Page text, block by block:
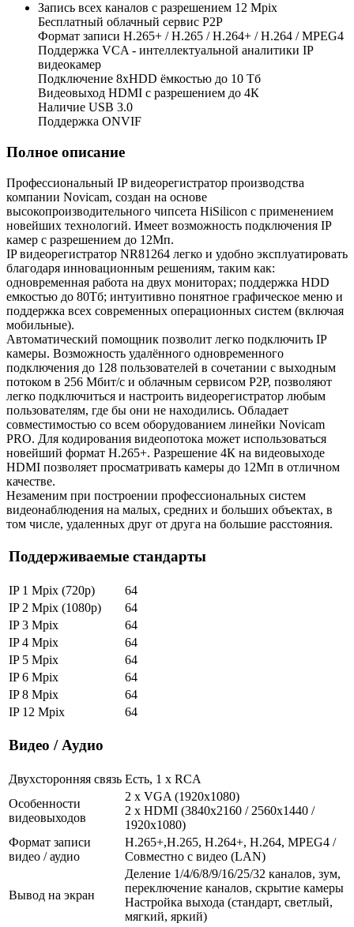
Запись всех каналов с разрешением 12 Mpix
Бесплатный облачный сервис Р2Р
Формат записи H.265+ / H.265 / H.264+ / H.264 / MPEG4
Поддержка VCA - интеллектуальной аналитики IP
видеокамер
Подключение 8хHDD ёмкостью до 10 Тб
Видеовыход HDMI c разрешением до 4К
Наличие USB 3.0
Поддержка ONVIF
Полное описание
Профессиональный IP видеорегистратор производства
компании Novicam, создан на основе
высокопроизводительного чипсета HiSilicon с применением
новейших технологий. Имеет возможность подключения IP
камер с разрешением до 12Мп.
IP видеорегистратор NR81264 легко и удобно эксплуатировать
благодаря инновационным решениям, таким как:
одновременная работа на двух мониторах; поддержка HDD
емкостью до 80Тб; интуитивно понятное графическое меню и
поддержка всех современных операционных систем (включая
мобильные).
Автоматический помощник позволит легко подключить IP
камеры. Возможность удалённого одновременного
подключения до 128 пользователей в сочетании с выходным
потоком в 256 Мбит/с и облачным сервисом P2P, позволяют
легко подключиться и настроить видеорегистратор любым
пользователям, где бы они не находились. Обладает
совместимостью со всем оборудованием линейки Novicam
PRO. Для кодирования видеопотока может использоваться
новейший формат H.265+. Разрешение 4К на видеовыходе
HDMI позволяет просматривать камеры до 12Мп в отличном
качестве.
Незаменим при построении профессиональных систем
видеонаблюдения на малых, средних и больших объектах, в
том числе, удаленных друг от друга на большие расстояния.
Поддерживаемые стандарты
IP 1 Mpix (720p)
64
IP 2 Mpix (1080p)
64
IP 3 Mpix
64
IP 4 Mpix
64
IP 5 Mpix
64
IP 6 Mpix
64
IP 8 Mpix
64
IP 12 Mpix
64
Видео / Аудио
Двухсторонняя связь Есть, 1 x RCA
Особенности
видеовыходов
2 x VGA (1920x1080)
2 x HDMI (3840x2160 / 2560x1440 /
1920x1080)
Формат записи
видео / аудио
H.265+,H.265, H.264+, H.264, MPEG4 /
Совместно с видео (LAN)
Вывод на экран
Деление 1/4/6/8/9/16/25/32 каналов, зум,
переключение каналов, скрытие камеры
Настройка выхода (стандарт, светлый,
мягкий, яркий)